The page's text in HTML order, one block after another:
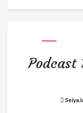
Podcast